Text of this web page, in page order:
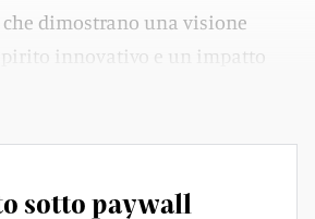
che dimostrano una visione
innovativo e un impatto
sotto paywall